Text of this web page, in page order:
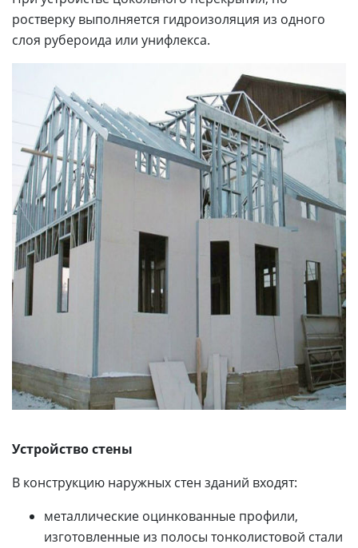
ростверку выполняется гидроизоляция из одного
слоя рубероида или унифлекса.
Устройство стены
В конструкцию наружных стен зданий входят:
металлические оцинкованные профили,
изготовленные из полосы тонколистовой стали